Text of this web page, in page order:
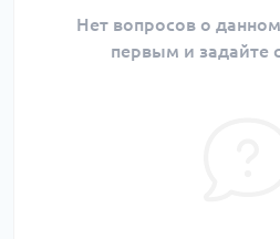
Нет вопросов о
первым и задайте